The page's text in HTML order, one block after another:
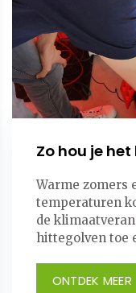
Zo hou je
Warme zomers
temperaturen
de
hittegolven toe
ONTDEK MEER